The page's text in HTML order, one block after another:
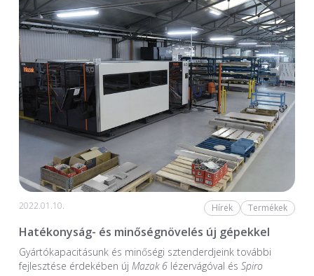
2022.01.10. Hírek Termékek
Hatékonyság- és minőségnövelés új gépekkel
Gyártókapacitásunk és minőségi sztenderdjeink további
fejlesztése érdekében új Mazak 6lézervágóval és Spiro